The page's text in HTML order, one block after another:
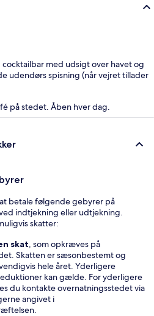
cocktailbar med udsigt over havet og
udendørs spisning (når vejret tillader
på stedet. Åben hver dag.
betale følgende gebyrer på
indtjekning eller udtjekning.
skatter:
skat, som opkræves på
Skatten er sæsonbestemt og
hele året. Yderligere
kan gælde. For yderligere
du kontakte overnatningsstedet via
angivet i